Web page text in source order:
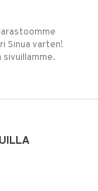
Sinua varten!